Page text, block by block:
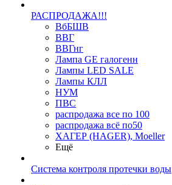
РАСПРОДАЖА!!!
ВбБШВ
ВВГ
ВВГнг
Лампа GE галогенн
Лампы LED SALE
Лампы КЛЛ
НУМ
ПВС
распродажа все по 100
распродажа всё по50
ХАГЕР (HAGER), Moeller
Ещё
Система контроля протечки воды